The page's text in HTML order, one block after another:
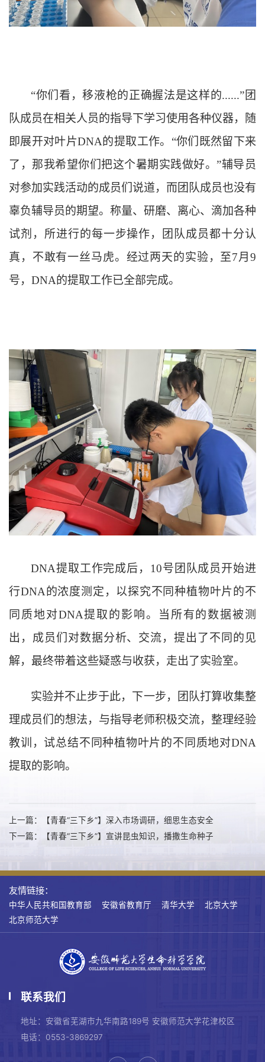
“你们看，移液枪的正确握法是这样的......”团
队成员在相关人员的指导下学习使用各种仪器，随
即展开对叶片DNA的提取工作。“你们既然留下来
了，那我希望你们把这个暑期实践做好。”辅导员
对参加实践活动的成员们说道，而团队成员也没有
辜负辅导员的期望。称量、研磨、离心、滴加各种
试剂，所进行的每一步操作，团队成员都十分认
真，不敢有一丝马虎。经过两天的实验，至7月9
号，DNA的提取工作已全部完成。
DNA提取工作完成后，10号团队成员开始进
行DNA的浓度测定，以探究不同种植物叶片的不
同质地对DNA提取的影响。当所有的数据被测
出，成员们对数据分析、交流，提出了不同的见
解，最终带着这些疑惑与收获，走出了实验室。
实验并不止步于此，下一步，团队打算收集整
理成员们的想法，与指导老师积极交流，整理经验
教训，试总结不同种植物叶片的不同质地对DNA
提取的影响。
上一篇：【青春“三下乡”】深入市场调研，细思生态安全
下一篇：【青春“三下乡”】宣讲昆虫知识，播撒生命种子
友情链接：
中华人民共和国教育部 安徽省教育厅 清华大学
北京大学
北京师范大学
联系我们
地址：安徽省芜湖市九华南路189号 安徽师范大学花津校区
电话：0553-3869297